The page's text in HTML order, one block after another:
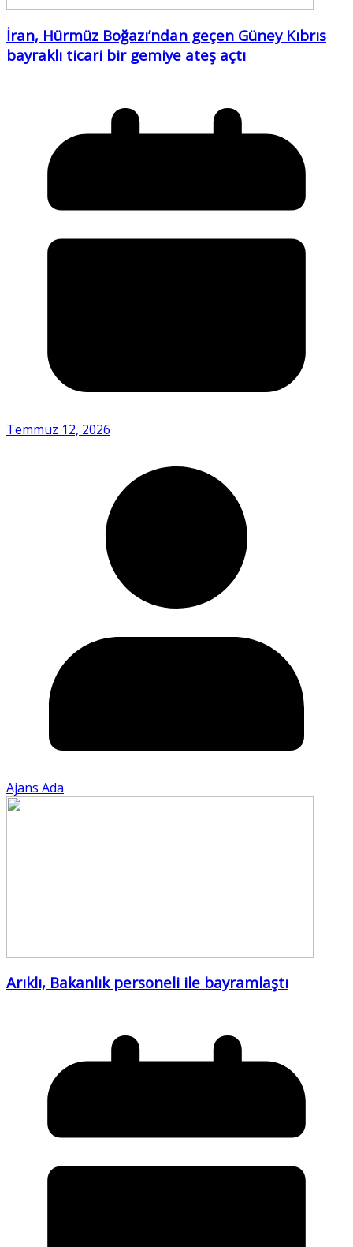
İran, Hürmüz Boğazı’ndan geçen Güney Kıbrıs
bayraklı ticari bir gemiye ateş açtı
Temmuz 12, 2026
Ajans Ada
Arıklı, Bakanlık personeli ile bayramlaştı